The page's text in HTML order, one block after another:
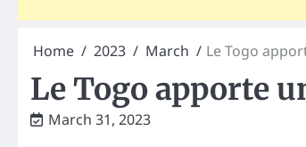
Home 2023 March Le Togo
Le Togo apporte
March 31, 2023